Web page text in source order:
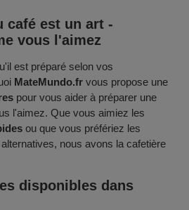
café est un art -
vous l'aimez
est préparé selon vos
MateMundo.fr vous propose une
pour vous aider à préparer une
l'aimez. Que vous aimiez les
ou que vous préfériez les
nous avons la cafetière
disponibles dans